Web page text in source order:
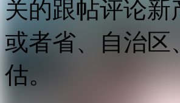
关的跟帖评论
或者省、自治区
估。